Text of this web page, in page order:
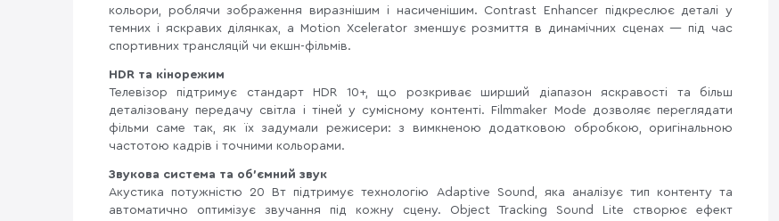
кольори, роблячи зображення виразнішим і насиченішим. Contrast Enhancer підкреслює деталі у
темних і яскравих ділянках, а Motion Xcelerator зменшує розмиття в динамічних сценах — під час
спортивних трансляцій чи екшн-фільмів.
HDR та кінорежим
Телевізор підтримує стандарт HDR 10+, що розкриває ширший діапазон яскравості та більш
деталізовану передачу світла і тіней у сумісному контенті. Filmmaker Mode дозволяє переглядати
фільми саме так, як їх задумали режисери: з вимкненою додатковою обробкою, оригінальною
частотою кадрів і точними кольорами.
Звукова система та об'ємний звук
Акустика потужністю 20 Вт підтримує технологію Adaptive Sound, яка аналізує тип контенту та
автоматично оптимізує звучання під кожну сцену. Object Tracking Sound Lite створює ефект